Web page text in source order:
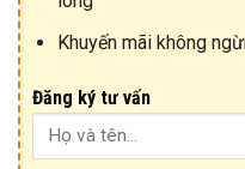
Khuyến mãi không
Đăng ký tư vấn